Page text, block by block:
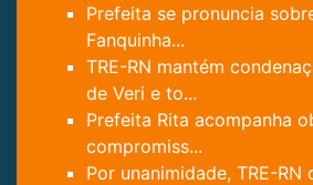
Prefeita se pronuncia
Fanquinha...
TRE-RN mantém
de Veri e to...
Prefeita Rita acompanha
compromiss...
Por unanimidade, TRE-RN